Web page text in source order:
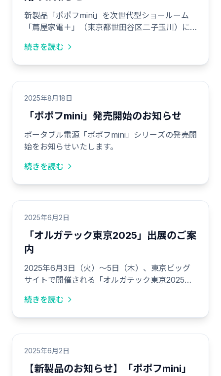
新製品「ポポフmini」を次世代型ショールーム
「蔦屋家電＋」（東京都世田谷区二子玉川）に
続きを読む
2025年8月18日
「ポポフmini」発売開始のお知らせ
ポータブル電源「ポポフmini」シリーズの発売開
始をお知らせいたします。
続きを読む
2025年6月2日
「オルガテック東京2025」出展のご案
内
2025年6月3日（火）〜5日（木）、東京ビッグ
サイトで開催される「オルガテック東京2025」
続きを読む
2025年6月2日
【新製品のお知らせ】「ポポフmini」